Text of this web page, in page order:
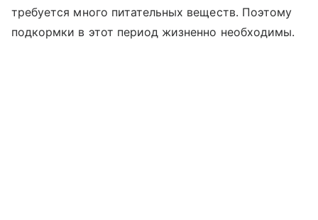
требуется много питательных веществ. Поэтому
подкормки в этот период жизненно необходимы.